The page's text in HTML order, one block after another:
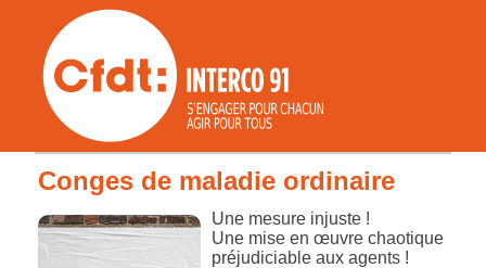
Conges de maladie ordinaire
Une mesure injuste !
Une mise en œuvre chaotique
préjudiciable aux agents !